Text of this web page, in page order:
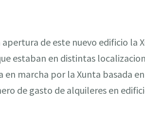
de este nuevo edificio la
estaban en distintas
marcha por la Xunta basada
de gasto de alquileres en